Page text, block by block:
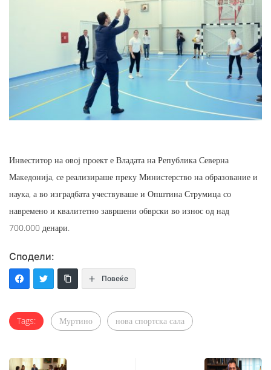
Инвеститор на овој проект е Владата на Република Северна
Македонија, се реализираше преку Министерство на образование и
наука, а во изградбата учествуваше и Општина Струмица со
навремено и квалитетно завршени обврски во износ од над
700.000 денари.
Сподели:
Повеќе
Tags: Муртино нова спортска сала